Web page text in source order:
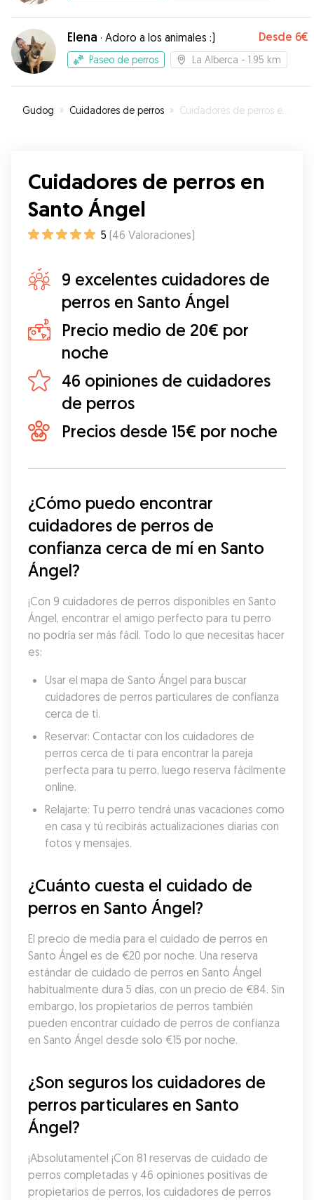
a ser mi cuidadora de confianza, no he podido
encontrar a nadie mejor. Muchas gracias Nazaret
❤️.”
Elena · Adoro a los animales :) Desde 6€
Paseo de perros La Alberca - 1.95 km
Gudog » Cuidadores de perros » Cuidadores de perros en Santo Ángel
Cuidadores de perros en
Santo Ángel
5 (46 Valoraciones)
9 excelentes cuidadores de
perros en Santo Ángel
Precio medio de 20€ por
noche
46 opiniones de cuidadores
de perros
Precios desde 15€ por noche
¿Cómo puedo encontrar
cuidadores de perros de
confianza cerca de mí en Santo
Ángel?
¡Con 9 cuidadores de perros disponibles en Santo
Ángel, encontrar el amigo perfecto para tu perro
no podría ser más fácil. Todo lo que necesitas hacer
es:
Usar el mapa de Santo Ángel para buscar
cuidadores de perros particulares de confianza
cerca de ti.
Reservar: Contactar con los cuidadores de
perros cerca de ti para encontrar la pareja
perfecta para tu perro, luego reserva fácilmente
online.
Relajarte: Tu perro tendrá unas vacaciones como
en casa y tú recibirás actualizaciones diarias con
fotos y mensajes.
¿Cuánto cuesta el cuidado de
perros en Santo Ángel?
El precio de media para el cuidado de perros en
Santo Ángel es de €20 por noche. Una reserva
estándar de cuidado de perros en Santo Ángel
habitualmente dura 5 días, con un precio de €84. Sin
embargo, los propietarios de perros también
pueden encontrar cuidado de perros de confianza
en Santo Ángel desde solo €15 por noche.
¿Son seguros los cuidadores de
perros particulares en Santo
Ángel?
¡Absolutamente! ¡Con 81 reservas de cuidado de
perros completadas y 46 opiniones positivas de
propietarios de perros, los cuidadores de perros